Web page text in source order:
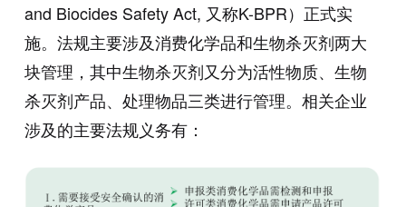
and Biocides Safety Act, 又称K-BPR）正式实
施。法规主要涉及消费化学品和生物杀灭剂两大
块管理，其中生物杀灭剂又分为活性物质、生物
杀灭剂产品、处理物品三类进行管理。相关企业
涉及的主要法规义务有：